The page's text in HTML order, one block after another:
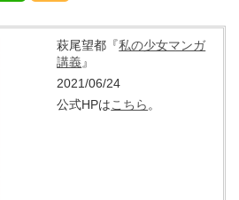
萩尾望都『私の少女マンガ
講義』
2021/06/24
公式HPはこちら 。